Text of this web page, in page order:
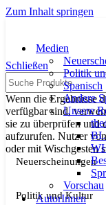
Zum Inhalt springen
Medien
Politik
Spanisch
Andere
Unsere
Vorschau
AutorInnen
Schließen
Suche
Wenn die Ergebnisse
verfügbar sind,
sie zu überprüfen und
aufzurufen. Nutzer
oder mit Wischgesten
Neuerscheinungen
Politik und Kultur